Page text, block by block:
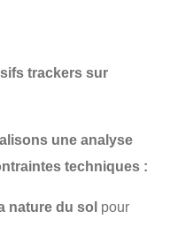
trackers sur
une analyse
techniques :
nature du sol pour